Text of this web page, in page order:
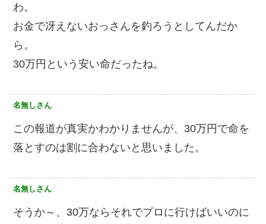
わ。
お金で冴えないおっさんを釣ろうとしてんだか
ら。
30万円という安い命だったね。
名無しさん
この報道が真実かわかりませんが、30万円で命を
落とすのは割に合わないと思いました。
名無しさん
そうか～、30万ならそれでプロに行けばいいのに